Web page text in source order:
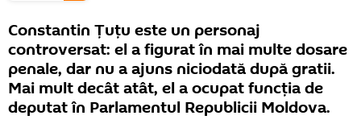
Constantin Țuțu este un personaj
controversat: el a figurat în mai multe dosare
penale, dar nu a ajuns niciodată după gratii.
Mai mult decât atât, el a ocupat funcția de
deputat în Parlamentul Republicii Moldova.